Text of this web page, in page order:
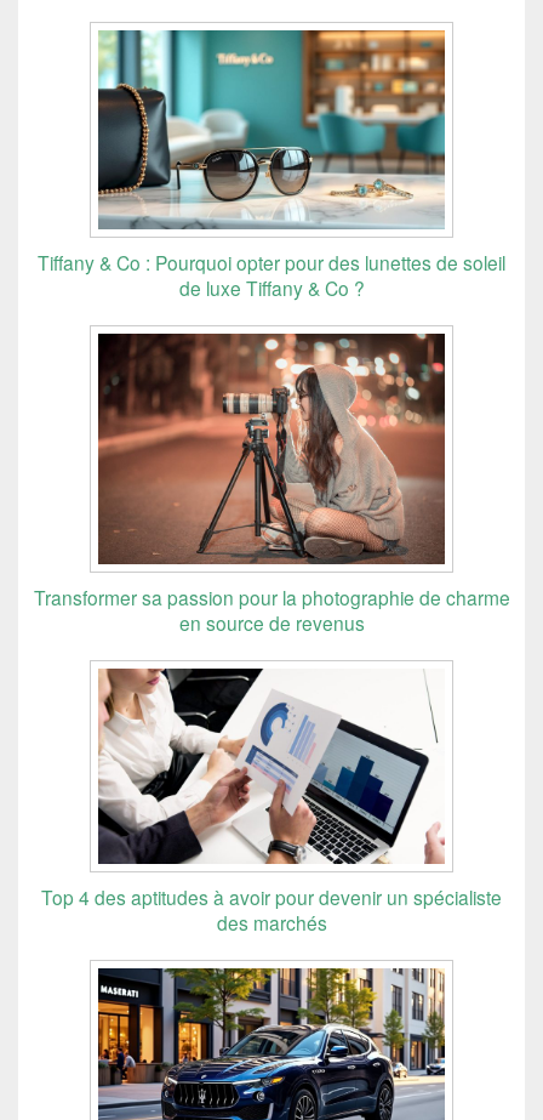
Tiffany & Co : Pourquoi opter pour des lunettes de soleil
de luxe Tiffany & Co ?
Transformer sa passion pour la photographie de charme
en source de revenus
Top 4 des aptitudes à avoir pour devenir un spécialiste
des marchés